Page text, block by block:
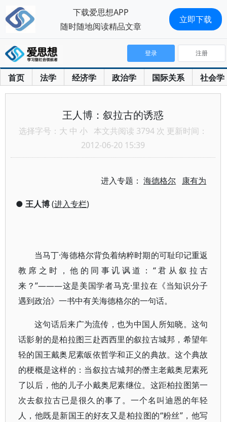
首页 法学 经济学 政治学 国际关系 社会学
登录 注册
王人博：叙拉古的诱惑
选择字号： 大 中 小 本文共阅读 3794 次 更新时间：
2012-06-20 15:39
进入专题：海德格尔 康有为
● 王人博(进入专栏)
当马丁·海德格尔背负着纳粹时期的可耻印记重返
教席之时，他的同事讥讽道：“君从叙拉古
来？”———这是美国学者马克·里拉在《当知识分子
遇到政治》一书中有关海德格尔的一句话。
这句话后来广为流传，也为中国人所知晓。这句
话影射的是柏拉图三赴西西里的叙拉古城邦，希望年
轻的国王戴奥尼素皈依哲学和正义的典故。这个典故
的梗概是这样的：当叙拉古城邦的僭主老戴奥尼素死
了以后，他的儿子小戴奥尼素继位。这距柏拉图第一
次去叙拉古已是很久的事了。一个名叫迪恩的年轻
人，他既是新国王的好友又是柏拉图的“粉丝”，他写
下载爱思想APP
随时随地阅读精品文章
立即下载